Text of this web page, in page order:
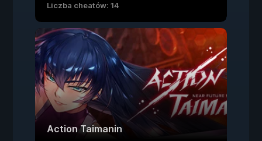
Liczba cheatów: 14
Action Taimanin